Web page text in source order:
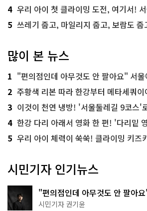
4 우리 아이 첫 클라이밍 도전, 여기서! 서울형 키즈
5 쓰레기 줍고, 마일리지 줍고, 보람도 줍고! 여
많이 본 뉴스
1 "편의점인데 아무것도 안 팔아요" 서울에서 가장
2 주황색 리본 따라 한강부터 메타세쿼이아 숲길
3 이것이 천연 냉방! '서울둘레길 9코스'
4 한강 다리 아래서 영화 한 편! '다리밑
5 우리 아이 체력이 쑥쑥! 클라이밍 키즈
시민기자 인기뉴스
"편의점인데 아무것도 안 팔아
한 편의점의 정체
시민기자 권기윤